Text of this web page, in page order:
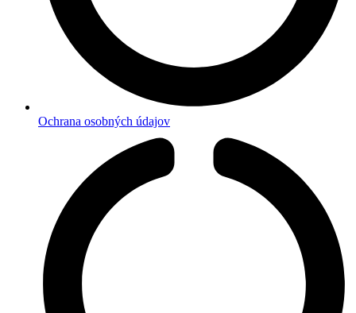
Ochrana osobných údajov